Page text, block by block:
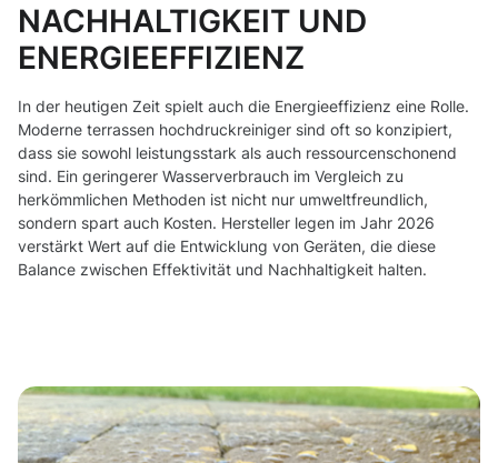
NACHHALTIGKEIT UND
ENERGIEEFFIZIENZ
In der heutigen Zeit spielt auch die Energieeffizienz eine Rolle.
Moderne terrassen hochdruckreiniger sind oft so konzipiert,
dass sie sowohl leistungsstark als auch ressourcenschonend
sind. Ein geringerer Wasserverbrauch im Vergleich zu
herkömmlichen Methoden ist nicht nur umweltfreundlich,
sondern spart auch Kosten. Hersteller legen im Jahr 2026
verstärkt Wert auf die Entwicklung von Geräten, die diese
Balance zwischen Effektivität und Nachhaltigkeit halten.